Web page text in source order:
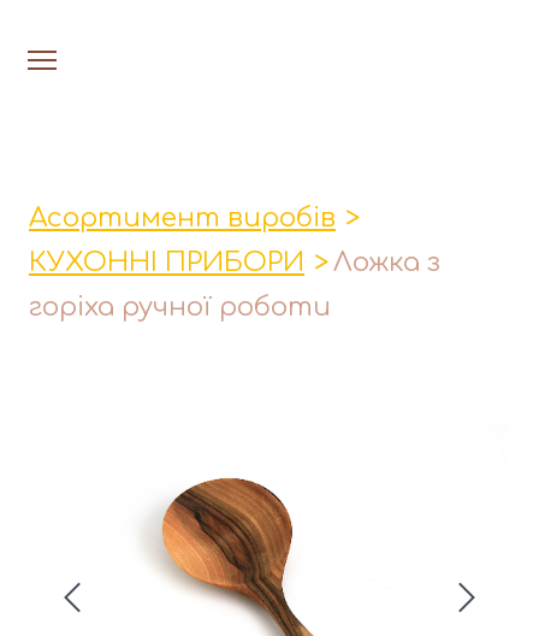
Лавки│Табурети│Столи
Фруктовниці
Вази
Фігури й статуетки
Асортимент виробів
КУХОННІ ПРИБОРИ
Ложка з
горіха ручної роботи